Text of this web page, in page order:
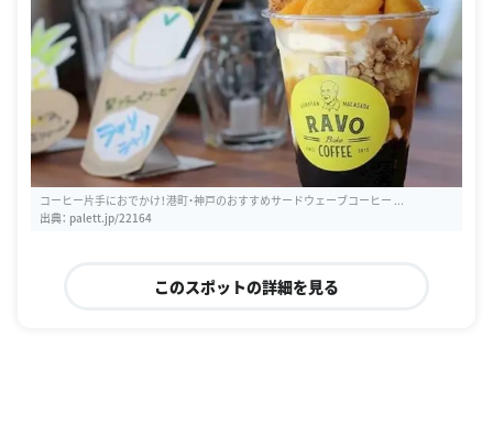
コーヒー片手におでかけ！港町・神戸のおすすめサードウェーブコーヒー ...
出典： palett.jp/22164
このスポットの詳細を見る